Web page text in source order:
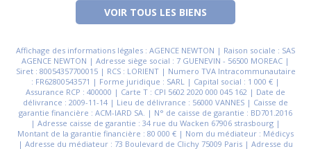
VOIR TOUS LES BIENS
Affichage des informations légales : AGENCE NEWTON | Raison sociale : SAS
AGENCE NEWTON | Adresse siège social : 7 GUENEVIN - 56500 MOREAC |
Siret : 80054357700015 | RCS : LORIENT | Numero TVA Intracommunautaire
: FR62800543571 | Forme juridique : SARL | Capital social : 1 000 € |
Assurance RCP : 400000 | Carte T : CPI 5602 2020 000 045 162 | Date de
délivrance : 2009-11-14 | Lieu de délivrance : 56000 VANNES | Caisse de
garantie financière : ACM-IARD SA. | N° de caisse de garantie : BD701.2016
| Adresse caisse de garantie : 34 rue du Wacken 67906 strasbourg |
Montant de la garantie financière : 80 000 € | Nom du médiateur : Médicys
| Adresse du médiateur : 73 Boulevard de Clichy 75009 Paris | Adresse du